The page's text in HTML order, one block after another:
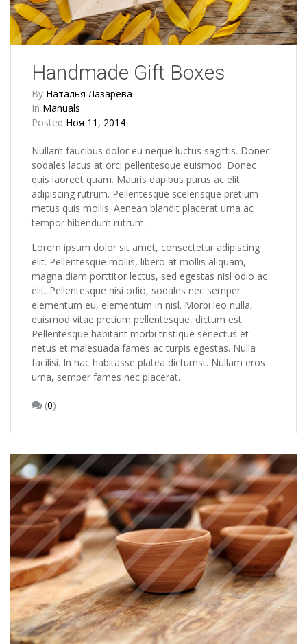
Handmade Gift Boxes
By Наталья Лазарева
In Manuals
Posted Ноя 11, 2014
Nullam faucibus dolor eu neque luctus sagittis. Donec
sodales lacus at orci pellentesque euismod. Donec
quis laoreet quam. Mauris dapibus purus ac elit
adipiscing rutrum. Pellentesque scelerisque pretium
metus quis mollis. Aenean blandit placerat urna ac
tempor bibendum rutrum.
Lorem ipsum dolor sit amet, consectetur adipiscing
elit. Pellentesque mollis, libero at mollis aliquam,
magna diam porttitor lectus, sed egestas nisl odio ac
elit. Pellentesque nisi odio, sodales nec semper
elementum eu, elementum in nisl. Morbi leo nulla,
euismod vitae pretium pellentesque, dictum est.
Pellentesque habitant morbi tristique senectus et
netus et malesuada fames ac turpis egestas. Nulla
facilisi. In hac habitasse platea dictumst. Nullam eros
urna, semper fames nec placerat.
(0)